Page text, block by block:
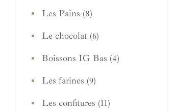
Les Pains (8)
Le chocolat (6)
Boissons IG Bas (4)
Les farines (9)
Les confitures (11)